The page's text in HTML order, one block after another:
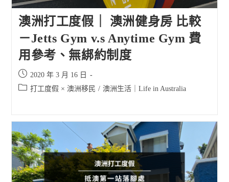
澳洲打工度假｜ 澳洲健身房 比較
－Jetts Gym v.s Anytime Gym 費
用參考、無綁約制度
Post
published:
2020 年 3 月 16 日
Post 打工度假 × 澳洲移民 / 澳洲生活｜Life in Australia